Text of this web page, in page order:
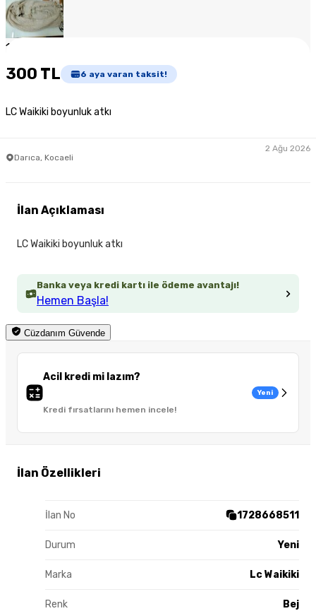
1
300 TL 6 aya varan taksit!
LC Waikiki boyunluk atkı
Darıca, Kocaeli
2 Ağu 2026
Banka veya kredi kartı ile ödeme avantajı!
Hemen Başla!
Cüzdanım Güvende
Acil kredi mi lazım?
Kredi fırsatlarını hemen incele!
Yeni
İlan Özellikleri
İlan No 1728668511
Durum Yeni
Marka Lc Waikiki
Renk Bej
İlan Açıklaması
LC Waikiki boyunluk atkı